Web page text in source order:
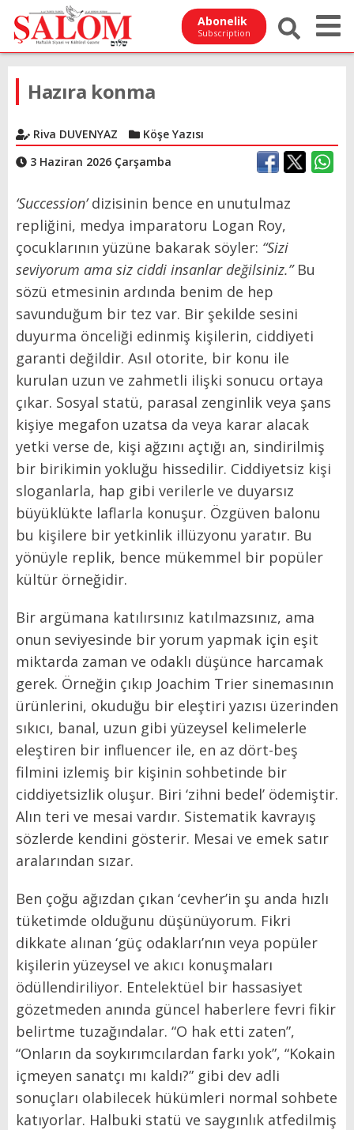
Abonelik
Subscription
Hazıra konma
Riva DUVENYAZ
Köşe Yazısı
3 Haziran 2026 Çarşamba
‘Succession’dizisinin bence en unutulmaz
repliğini, medya imparatoru Logan Roy,
çocuklarının yüzüne bakarak söyler: “Sizi
seviyorum ama siz ciddi insanlar değilsiniz.”Bu
sözü etmesinin ardında benim de hep
savunduğum bir tez var. Bir şekilde sesini
duyurma önceliği edinmiş kişilerin, ciddiyeti
garanti değildir. Asıl otorite, bir konu ile
kurulan uzun ve zahmetli ilişki sonucu ortaya
çıkar. Sosyal statü, parasal zenginlik veya şans
kişiye megafon uzatsa da veya karar alacak
yetki verse de, kişi ağzını açtığı an, sindirilmiş
bir birikimin yokluğu hissedilir. Ciddiyetsiz kişi
sloganlarla, hap gibi verilerle ve duyarsız
büyüklükte laflarla konuşur. Özgüven balonu
bu kişilere bir yetkinlik illüzyonu yaratır. Bu
yönüyle replik, bence mükemmel bir popüler
kültür örneğidir.
Bir argümana katılırsınız katılmazsınız, ama
onun seviyesinde bir yorum yapmak için eşit
miktarda zaman ve odaklı düşünce harcamak
gerek. Örneğin çıkıp Joachim Trier sinemasının
ürünlerini, okuduğu bir eleştiri yazısı üzerinden
sıkıcı, banal, uzun gibi yüzeysel kelimelerle
eleştiren bir influencer ile, en az dört-beş
filmini izlemiş bir kişinin sohbetinde bir
ciddiyetsizlik oluşur. Biri ‘zihni bedel’ ödemiştir.
Alın teri ve mesai vardır. Sistematik kavrayış
sözlerde kendini gösterir. Mesai ve emek satır
aralarından sızar.
Ben çoğu ağızdan çıkan ‘cevher’in şu anda hızlı
tüketimde olduğunu düşünüyorum. Fikri
dikkate alınan ‘güç odakları’nın veya popüler
kişilerin yüzeysel ve akıcı konuşmaları
ödüllendiriliyor. Entelektüel bir hassasiyet
gözetmeden anında güncel haberlere fevri fikir
belirtme tuzağındalar. “O hak etti zaten”,
“Onların da soykırımcılardan farkı yok”, “Kokain
içmeyen sanatçı mı kaldı?” gibi dev adli
sonuçları olabilecek hükümleri normal sohbete
katıyorlar. Halbuki statü ve saygınlık atfedilmiş